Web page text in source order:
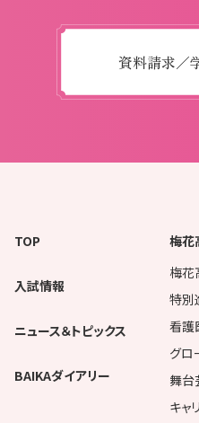
資料請求／
TOP
入試情報
ニュース＆トピックス
BAIKAダイアリー
梅花
梅花
特別
看護
グロ
舞台
キャ